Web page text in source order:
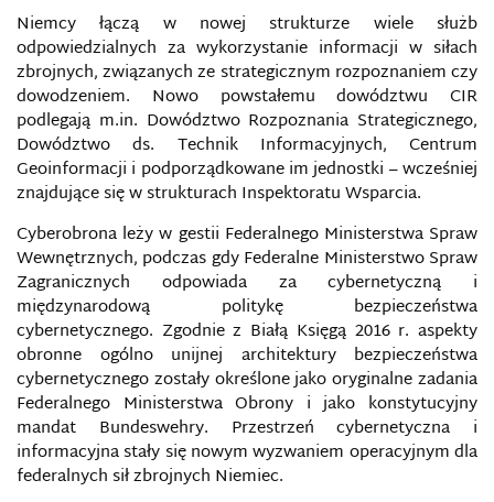
Niemcy łączą w nowej strukturze wiele służb
odpowiedzialnych za wykorzystanie informacji w siłach
zbrojnych, związanych ze strategicznym rozpoznaniem czy
dowodzeniem. Nowo powstałemu dowództwu CIR
podlegają m.in. Dowództwo Rozpoznania Strategicznego,
Dowództwo ds. Technik Informacyjnych, Centrum
Geoinformacji i podporządkowane im jednostki – wcześniej
znajdujące się w strukturach Inspektoratu Wsparcia.
Cyberobrona leży w gestii Federalnego Ministerstwa Spraw
Wewnętrznych, podczas gdy Federalne Ministerstwo Spraw
Zagranicznych odpowiada za cybernetyczną i
międzynarodową politykę bezpieczeństwa
cybernetycznego. Zgodnie z Białą Księgą 2016 r. aspekty
obronne ogólno unijnej architektury bezpieczeństwa
cybernetycznego zostały określone jako oryginalne zadania
Federalnego Ministerstwa Obrony i jako konstytucyjny
mandat Bundeswehry. Przestrzeń cybernetyczna i
informacyjna stały się nowym wyzwaniem operacyjnym dla
federalnych sił zbrojnych Niemiec.
AGENCJE PRASOWE (INFORMACYJNE)
AGRESJA ELEKTRONICZNA
AI FOUNDATION
AMAQ
ANALOGOWE MAPY WOJSKOWE
AS-SAHAB